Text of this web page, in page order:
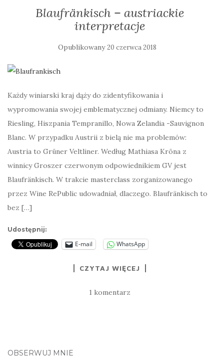
Blaufränkisch – austriackie
interpretacje
Opublikowany20 czerwca 2018
Każdy winiarski kraj dąży do zidentyfikowania i
wypromowania swojej emblematycznej odmiany. Niemcy to
Riesling, Hiszpania Tempranillo, Nowa Zelandia -Sauvignon
Blanc. W przypadku Austrii z bielą nie ma problemów:
Austria to Grüner Veltliner. Według Mathiasa Kröna z
winnicy Groszer czerwonym odpowiednikiem GV jest
Blaufränkisch. W trakcie masterclass zorganizowanego
przez Wine RePublic udowadniał, dlaczego. Blaufränkisch to
bez […]
Udostępnij:
E-mail WhatsApp
CZYTAJ WIĘCEJ
1 komentarz
OBSERWUJ MNIE